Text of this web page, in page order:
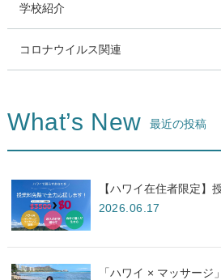
学校紹介
コロナウイルス関連
What’s New 最近の投稿
【ハワイ在住者限定】
2026.06.17
「ハワイ × マッサー